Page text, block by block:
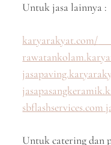
Untuk jasa lainnya :
karyarakyat.com/
sbflashservices.com
Untuk catering dan